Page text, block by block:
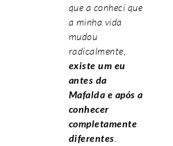
que a conheci que
a minha vida
mudou
radicalmente,
existe um eu
antes da
Mafalda e após a
conhecer
completamente
diferentes